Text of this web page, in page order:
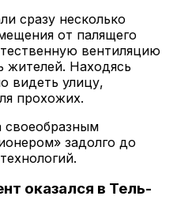
сразу несколько
от палящего
вентиляцию
жителей. Находясь
видеть улицу,
прохожих.
своеобразным
задолго до
оказался в Тель-